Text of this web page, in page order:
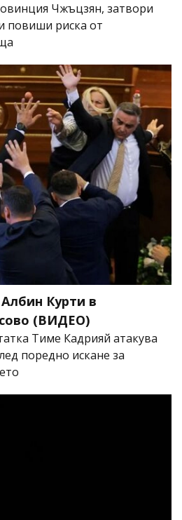
Чжъцзян, затвори
повиши риска от
Курти в
(ВИДЕО)
Тиме Кадрияй атакува
поредно искане за